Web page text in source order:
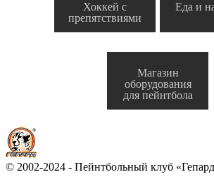
Хоккей с
препятствиями
Еда и
Магазин
оборудования
для пейнтбола
© 2002-2024 - Пейнтбольный клуб